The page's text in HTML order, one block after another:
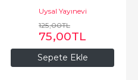
Sepete Ekle
Uysal Yayınevi
125,00TL
75,00TL